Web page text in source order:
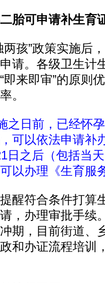
胎可申请补生育
孩”政策实施后
请。各级卫生计
来即审”的原则
。
之日前，已经怀
可以依法申请补
日之后（包括当
以办理《生育服
符合条件打算
，办理审批手续
期，目前街道、
和办证流程培训